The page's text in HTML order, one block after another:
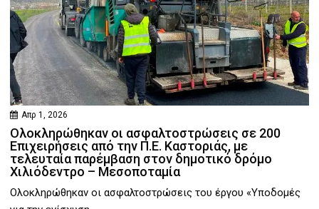
Απρ 1, 2026
Ολοκληρώθηκαν οι ασφαλτοστρώσεις σε 200
Επιχειρήσεις από την Π.Ε. Καστοριάς, με
τελευταία παρέμβαση στον δημοτικό δρόμο
Χιλιόδεντρο – Μεσοποταμία
Ολοκληρώθηκαν οι ασφαλτοστρώσεις του έργου «Υποδομές